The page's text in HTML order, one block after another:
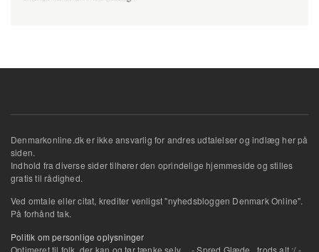
Denmarkonline.dk er ikke ansvarlig for andres udtalelser og indlæg her på
siden.
Indhold fra diverse sider tilhører den oprindelige hjemmeside og stilles
gratis til rådighed.
Ved omtale eller citat, krediter venligst "nyhedsbloggen Denmark Online".
På forhånd tak.
Politik om personlige oplysninger
Optimeret til folk, der kan og tør tænke selv... .- Spred Glæde...trods alt :/ -.